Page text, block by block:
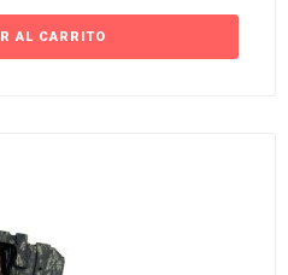
AL CARRITO